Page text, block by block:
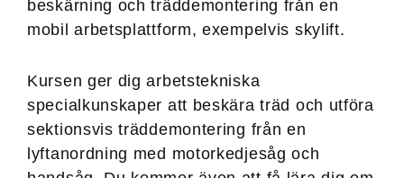
beskärning och träd­demontering från en
mobil arbets­plattform, exempelvis skylift.
Kursen ger dig arbetstekniska
specialkunskaper att beskära träd och utföra
sektionsvis träd­demontering från en
lyftanordning med motorkedjesåg och